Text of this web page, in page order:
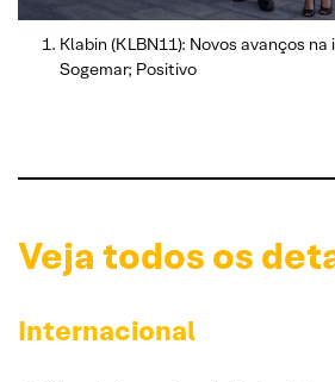
Klabin (KLBN11): Novos avanços
Sogemar; Positivo
Veja todos os
Internacional